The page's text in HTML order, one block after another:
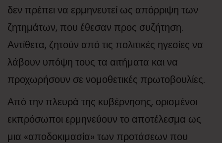
δεν πρέπει να ερμηνευτεί ως απόρριψη των
ζητημάτων, που έθεσαν προς συζήτηση.
Αντίθετα, ζητούν από τις πολιτικές ηγεσίες να
λάβουν υπόψη τους τα αιτήματα και να
προχωρήσουν σε νομοθετικές πρωτοβουλίες.
Από την πλευρά της κυβέρνησης, ορισμένοι
εκπρόσωποι ερμηνεύουν το αποτέλεσμα ως
μια «αποδοκιμασία» των προτάσεων που